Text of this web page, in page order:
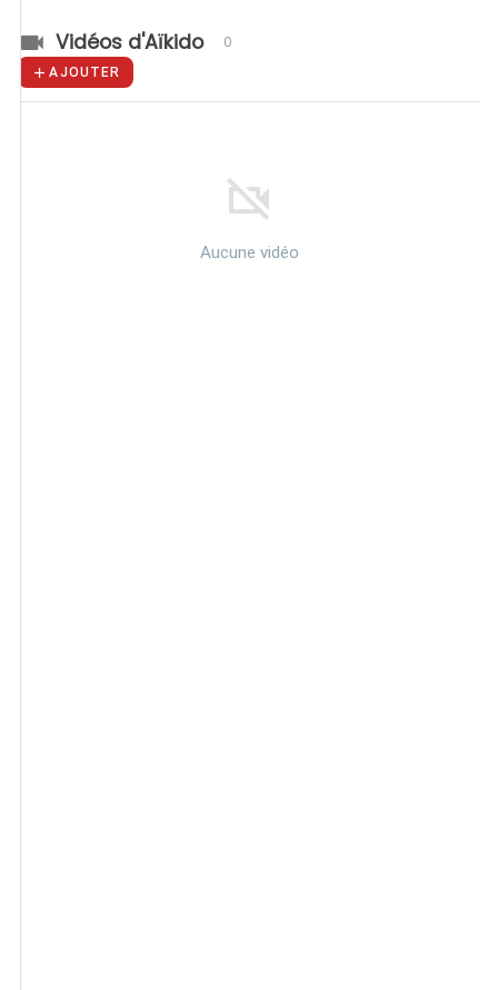
Vidéos d'Aïkido 0
AJOUTER
Aucune vidéo